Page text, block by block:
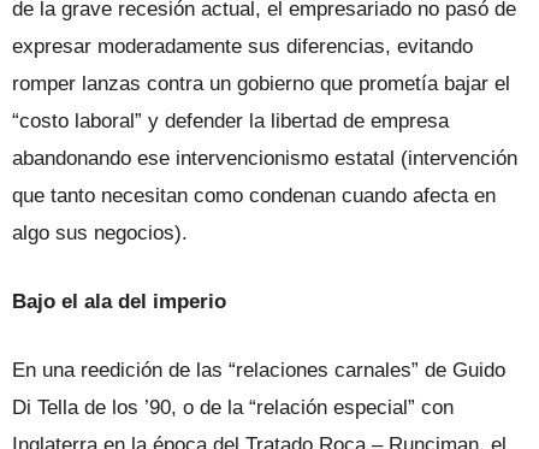
de la grave recesión actual, el empresariado no pasó de
expresar moderadamente sus diferencias, evitando
romper lanzas contra un gobierno que prometía bajar el
“costo laboral” y defender la libertad de empresa
abandonando ese intervencionismo estatal (intervención
que tanto necesitan como condenan cuando afecta en
algo sus negocios).
Bajo el ala del imperio
En una reedición de las “relaciones carnales” de Guido
Di Tella de los ’90, o de la “relación especial” con